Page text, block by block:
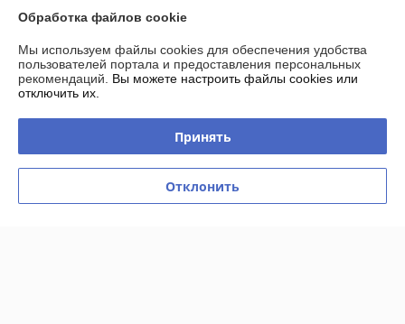
О нас
Контакты
График работы
Обработка файлов cookie
Мы используем файлы cookies для обеспечения удобства
пользователей портала и предоставления персональных
рекомендаций. Вы можете настроить файлы cookies или
отключить их.
Принять
Отклонить